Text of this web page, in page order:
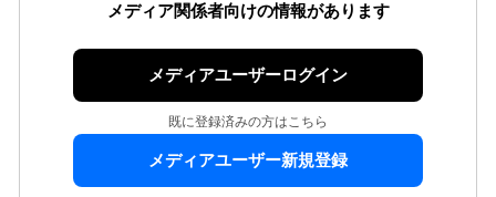
メディア関係者向けの情報があります
メディアユーザーログイン
既に登録済みの方はこちら
メディアユーザー新規登録